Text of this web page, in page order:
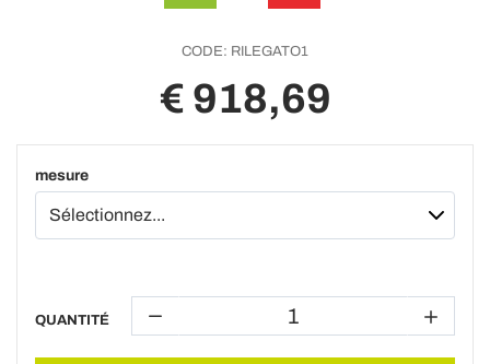
CODE: RILEGATO1
€ 918,69
mesure
QUANTITÉ